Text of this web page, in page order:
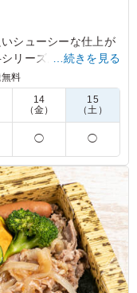
シューシーな仕上が
リーズ。和い寿厳選
の海苔を敷き詰めた
もお楽しみいただけ
ーエンタテインメント
のり弁に唐揚げは
気で次回も男性が
物のゆで卵も、ケ
です。
…続きを見る
料
14
（金）
15
（土）
◯ ◯